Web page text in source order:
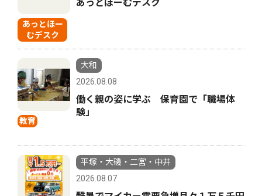
あっとほー
むデスク
あっとほーむデスク
教育
大和
2026.08.08
働く親の姿に学ぶ 保育園で「職場体
験」
平塚・大磯・二宮・中井
2026.08.07